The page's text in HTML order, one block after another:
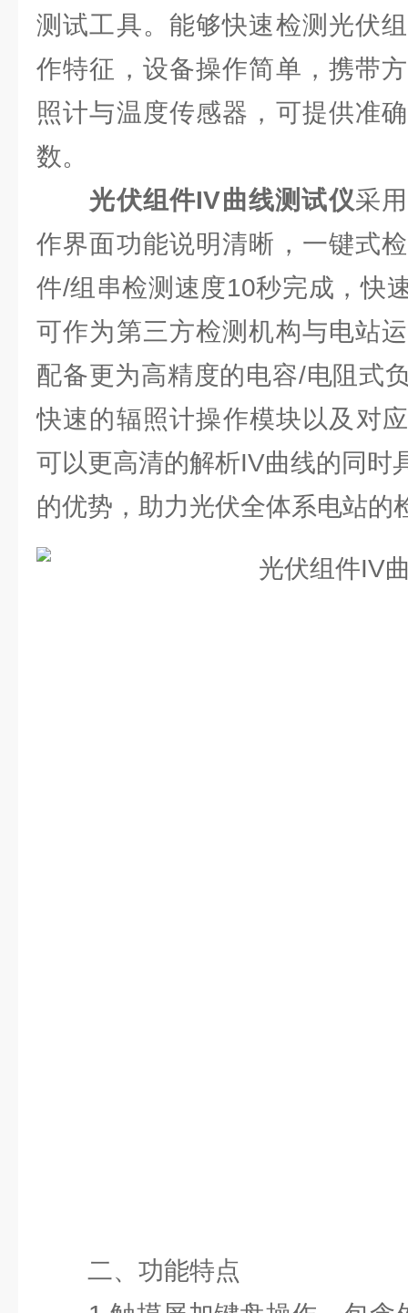
测试工具。能够快速检测光伏
作特征，设备操作简单，携带
照计与温度传感器，可提供准
数。
光伏组件IV曲线测试仪采
作界⾯功能说明清晰，⼀键式
件/组串检测速度10秒完成，快
可作为第三⽅检测机构与电站
配备更为⾼精度的电容/电阻式
快速的辐照计操作模块以及对
可以更⾼清的解析IV曲线的同时
的优势，助⼒光伏全体系电站的
二、功能特点